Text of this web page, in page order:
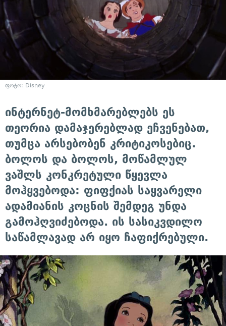
ფოტო: Disney
ინტერნეტ-მომხმარებლებს ეს
თეორია დამაჯერებლად ეჩვენებათ,
თუმცა არსებობენ კრიტიკოსებიც.
ბოლოს და ბოლოს, მოწამლულ
ვაშლს კონკრეტული წყევლა
მოჰყვებოდა: ფიფქიას საყვარელი
ადამიანის კოცნის შემდეგ უნდა
გამოჰღვიძებოდა. ის სასიკვდილო
საწამლავად არ იყო ჩაფიქრებული.